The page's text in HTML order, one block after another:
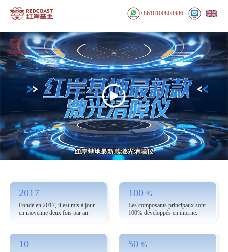
+8618100808486

2017
Fondé en 2017, il est mis à jour
en moyenne deux fois par an.
100 %
Les composants principaux sont
100% développés en interne.
10 50 %